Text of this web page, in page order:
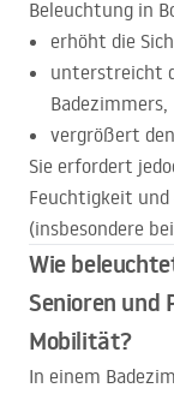
Beleuchtung in
erhöht die
unterstreicht
Badezimmers,
vergrößert
Sie erfordert
Feuchtigkeit und
(insbesondere
Wie
Senioren und
Mobilität?
In einem